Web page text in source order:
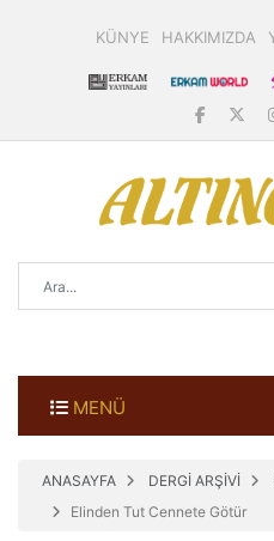
KÜNYE HAKKIMIZDA
MENÜ
ANASAYFA DERGİ ARŞİVİ
Elinden Tut Cennete Götür